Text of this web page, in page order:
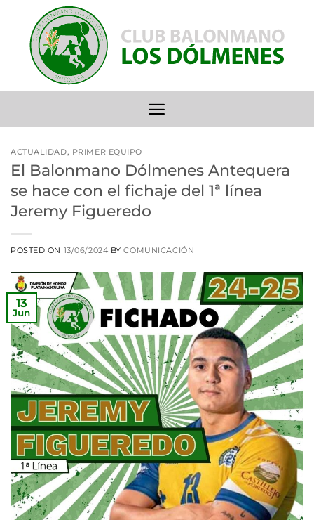
contenido
ACTUALIDAD, PRIMER EQUIPO
El Balonmano Dólmenes Antequera
se hace con el fichaje del 1ª línea
Jeremy Figueredo
POSTED ON 13/06/2024 BYCOMUNICACIÓN
13
Jun